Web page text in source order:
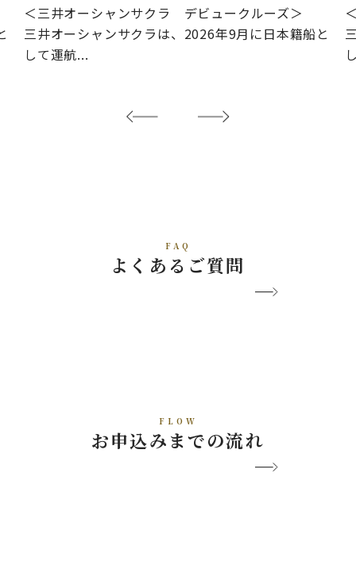
＜三井オーシャンサクラ デビュークルーズ＞
三井オーシャンサクラは、2026年9月に日本籍船と
して運航...
FAQ
よくあるご質問
FLOW
お申込みまでの流れ